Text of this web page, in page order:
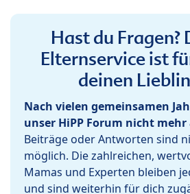
Hast du Fragen?
Elternservice ist
deinen
Nach vielen gemeinsamen
unser HiPP Forum nicht
Beiträge oder Antworten sind
möglich. Die zahlreichen,
Mamas und Experten bleiben
und sind weiterhin für dich